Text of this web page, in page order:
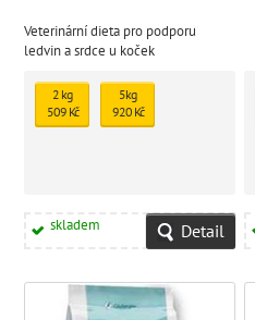
Veterinární dieta pro podporu
ledvin a srdce u koček
2 kg
509 Kč
5kg
920 Kč
skladem Detail